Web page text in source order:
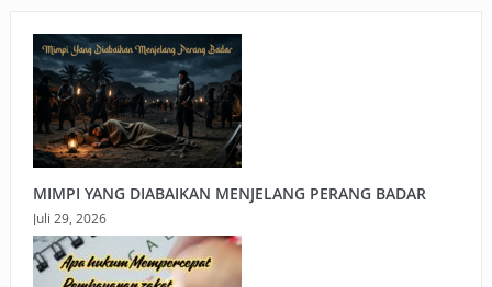
MIMPI YANG DIABAIKAN MENJELANG PERANG BADAR
Juli 29, 2026